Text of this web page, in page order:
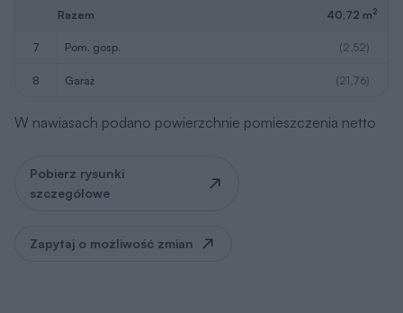
Razem 40,72 m2
7 pom. gosp. (2,52)
8 garaż (21,76)
W nawiasach podano powierzchnie pomieszczenia netto
Pobierz rysunki
szczegółowe
Zapytaj o możliwość zmian